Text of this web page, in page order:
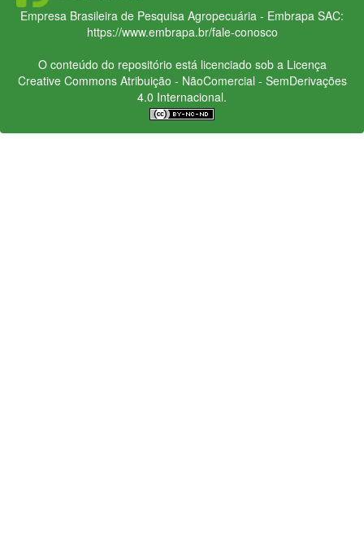
Empresa Brasileira de Pesquisa Agropecuária - Embrapa SAC:
https://www.embrapa.br/fale-conosco
O conteúdo do repositório está licenciado sob a Licença
Creative CommonsAtribuição - NãoComercial - SemDerivações
4.0 Internacional.